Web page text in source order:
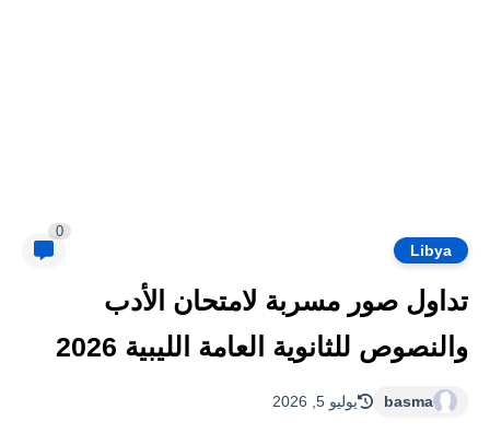
Libya
0
تداول صور مسربة لامتحان الأدب
والنصوص للثانوية العامة الليبية 2026
basma يوليو 5, 2026